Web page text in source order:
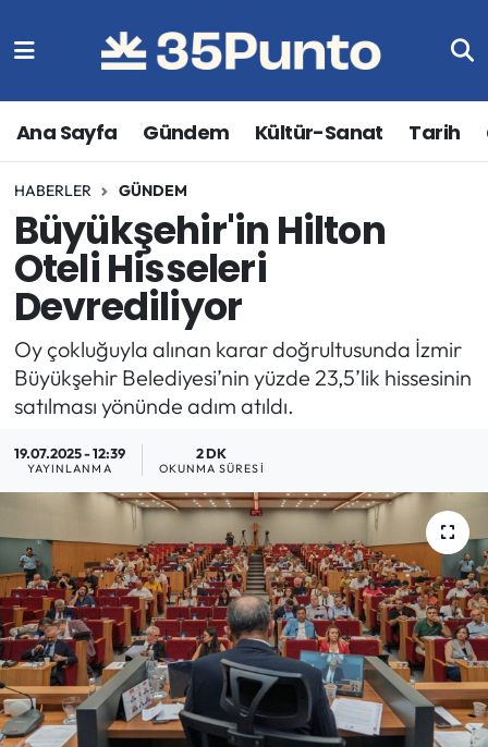
Ana Sayfa Gündem Kültür-Sanat Tarih
HABERLER GÜNDEM
Büyükşehir'in Hilton
Oteli Hisseleri
Devrediliyor
Oy çokluğuyla alınan karar doğrultusunda İzmir
Büyükşehir Belediyesi’nin yüzde 23,5’lik hissesinin
satılması yönünde adım atıldı.
19.07.2025 - 12:39
YAYINLANMA
2 DK
OKUNMA SÜRESI